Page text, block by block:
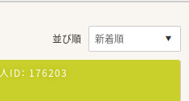
並び順
ID： 176203